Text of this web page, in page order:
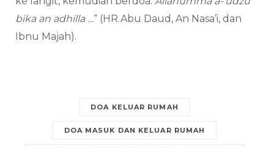
bika an adhilla …“ (HR.Abu Daud, An Nasa’i, dan
Ibnu Majah).
DOA KELUAR RUMAH
DOA MASUK DAN KELUAR RUMAH